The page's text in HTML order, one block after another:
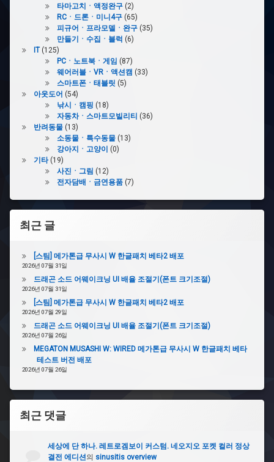
타마고치ㆍ액정완구(2)
RCㆍ드론ㆍ미니4구(65)
피규어ㆍ프라모델ㆍ완구(35)
만들기ㆍ수집ㆍ블럭 (6)
IT(125)
PCㆍ노트북ㆍ게임 (87)
웨어러블ㆍVRㆍ액션캠 (33)
스마트폰ㆍ태블릿 (5)
아웃도어 (54)
낚시ㆍ캠핑 (18)
자동차ㆍ스마트모빌리티 (36)
반려동물(13)
소동물ㆍ특수동물(13)
강아지ㆍ고양이
(0)
기타(19)
사진ㆍ그림 (12)
전자담배ㆍ금연용품(7)
최근 글
[스팀] 메가톤급 무사시 W 한글패치 베타2 배포
2026년 07월 31일
드래곤 소드 어웨이크닝 UI 배율 조절기(폰트 크기조절)
2026년 07월 31일
[스팀] 메가톤급 무사시 W 한글패치 베타2 배포
2026년 07월 29일
드래곤 소드 어웨이크닝 UI 배율 조절기(폰트 크기조절)
2026년 07월 26일
MEGATON MUSASHI W: WIRED 메가톤급 무사시 W 한글패치 베타
테스트 버전 배포
2026년 07월 26일
최근 댓글
세상에 단 하나. 레트로겜보이 커스텀. 네오지오 포켓 컬러 정상
결전 에디션의 sinusitis overview